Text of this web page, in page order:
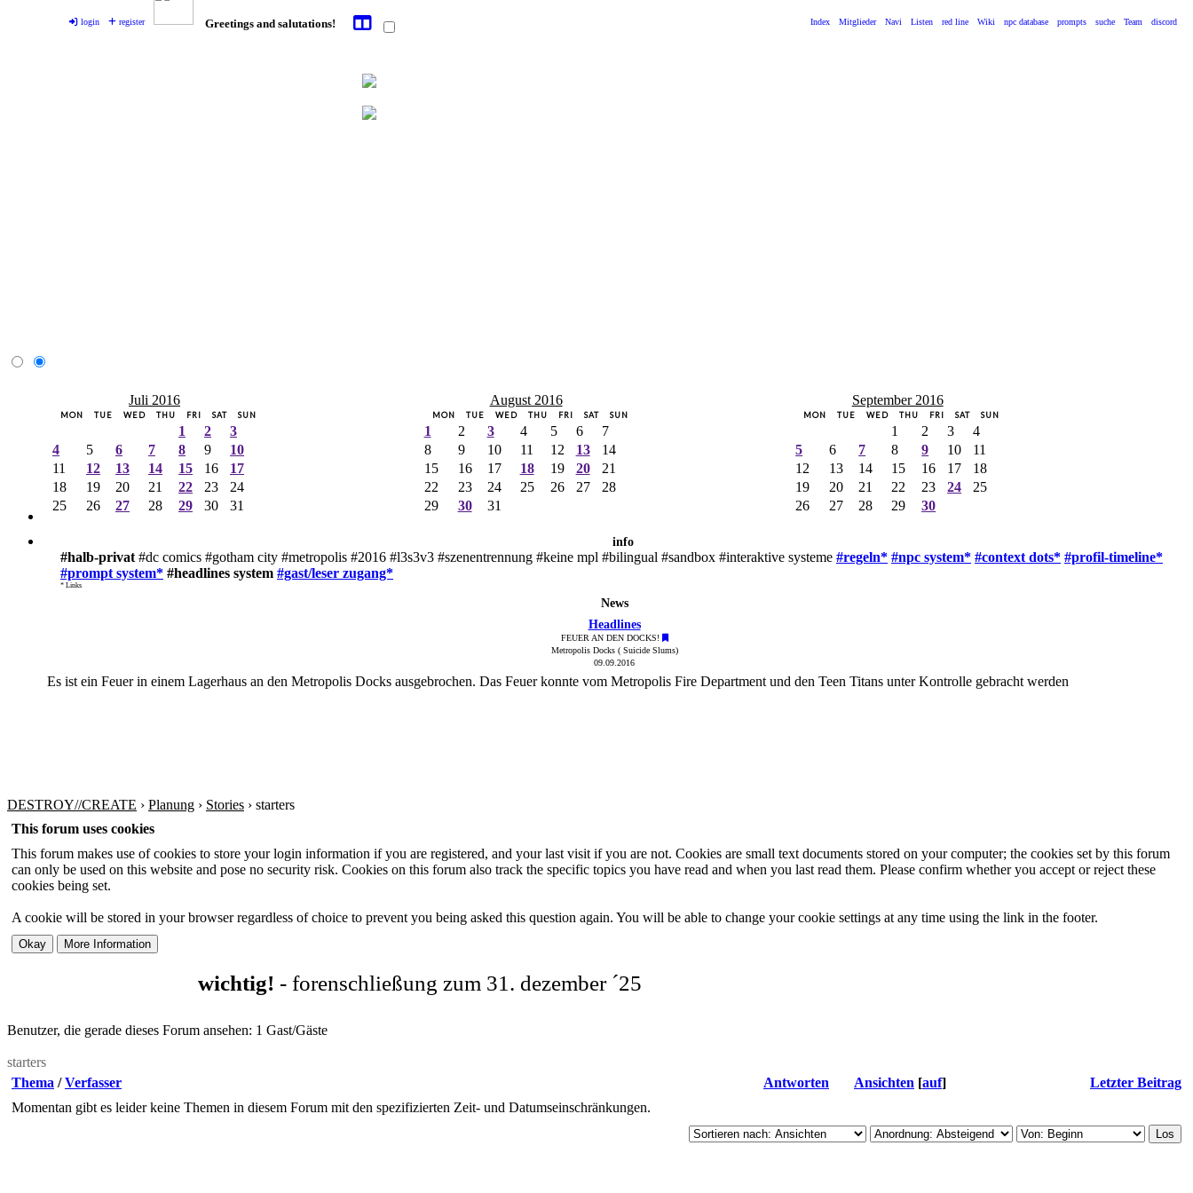
login register discord
Team
suche
prompts
npc database
Wiki
red line
Listen
Navi
Mitglieder
Index
Greetings and salutations!
Juli 2016
MON TUE WED THU FRI SAT SUN
1 2
3
4
5 6 7 8 9
10
11
12 13 14 15 16
17
18
19 20 21 22 23
24
25
26 27 28 29 30 31
August 2016
MON TUE WED THU FRI SAT SUN
1 2 3 4 5 6
7
8
9 10 11 12 13
14
15
16 17 18 19 20
21
22
23 24 25 26 27
28
29
30 31
September 2016
MON TUE WED THU FRI SAT SUN
1 2 3
4
5
6 7 8 9 10
11
12
13 14 15 16 17
18
19
20 21 22 23 24
25
26
27 28 29 30
info
#halb-privat #dc comics #gotham city #metropolis #2016 #l3s3v3 #szenentrennung #keine mpl #bilingual #sandbox #interaktive systeme #regeln* #npc system* #context dots* #profil-timeline*
#prompt system* #headlines system #gast/leser zugang*
* Links
News
Headlines
FEUER AN DEN DOCKS!
Metropolis Docks ( Suicide Slums)
09.09.2016
Es ist ein Feuer in einem Lagerhaus an den Metropolis Docks ausgebrochen. Das Feuer konnte vom Metropolis Fire Department und den Teen Titans unter Kontrolle gebracht werden
DESTROY//CREATE › Planung › Stories › starters
This forum uses cookies
This forum makes use of cookies to store your login information if you are registered, and your last visit if you are not. Cookies are small text documents stored on your computer; the cookies set by this forum
can only be used on this website and pose no security risk. Cookies on this forum also track the specific topics you have read and when you last read them. Please confirm whether you accept or reject these
cookies being set.
A cookie will be stored in your browser regardless of choice to prevent you being asked this question again. You will be able to change your cookie settings at any time using the link in the footer.
wichtig! - forenschließung zum 31. dezember ´25
Benutzer, die gerade dieses Forum ansehen: 1 Gast/Gäste
starters
Thema /Verfasser Antworten Ansichten [auf]
Letzter Beitrag
Momentan gibt es leider keine Themen in diesem Forum mit den spezifizierten Zeit- und Datumseinschränkungen.